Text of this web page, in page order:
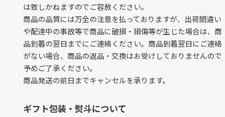
は致しかねますのでご容赦ください。
商品の品質には万全の注意を払っておりますが、出荷間違い
や配達中の事故等で商品に破損・損傷等が生じた場合は、商
品到着の翌日までにご連絡ください。商品到着翌日にご連絡
がない場合、商品の返品・交換はお受けしておりませんので
予めご了承ください。
商品発送の前日までキャンセルを承ります。
ギフト包装・熨斗について